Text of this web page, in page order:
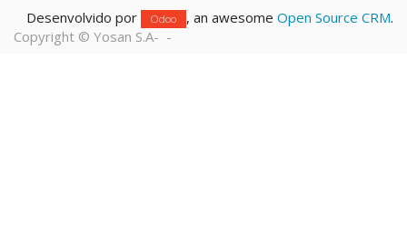
Desenvolvido por Odoo , an awesome Open Source CRM.
Copyright © Yosan S.A- -